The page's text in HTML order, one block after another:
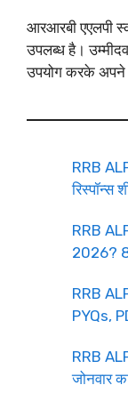
आरआरबी एएलपी
उपलब्ध है।
उपयोग करके
RRB
रिस्पॉन्स
RRB
2026?
RRB
PYQs,
RRB
जोनवार